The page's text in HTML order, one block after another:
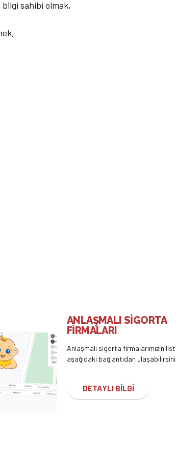
sahibi olmak,
ANLAŞMALI SİGORTA
FİRMALARI
Anlaşmalı sigorta firmalarımızın
aşağıdaki bağlantıdan
DETAYLI BİLGİ